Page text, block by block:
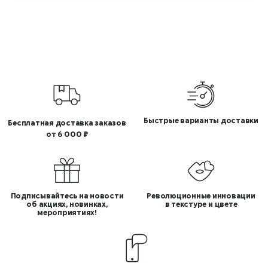
Бесплатная доставка заказов
от 6 000 ₽
Быстрые варианты доставки
Подписывайтесь на новости
об акциях, новинках,
мероприятиях!
Революционные инновации
в текстуре и цвете